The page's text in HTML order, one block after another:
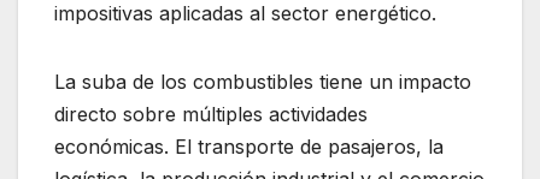
impositivas aplicadas al sector energético.
La suba de los combustibles tiene un impacto
directo sobre múltiples actividades
económicas. El transporte de pasajeros, la